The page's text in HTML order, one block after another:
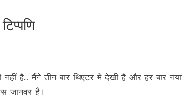
है... मैंने तीन बार थिएटर में देखी है और हर बार नया
जानवर है।